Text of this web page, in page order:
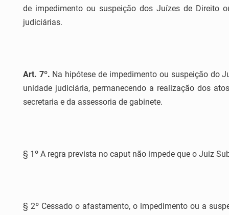
de impedimento ou suspeição dos Juízes de Direito
judiciárias.
Art. 7º. Na hipótese de impedimento ou suspeição do
unidade judiciária, permanecendo a realização dos
secretaria e da assessoria de gabinete.
§ 1º A regra prevista no caput não impede que o Juiz
§ 2º Cessado o afastamento, o impedimento ou a